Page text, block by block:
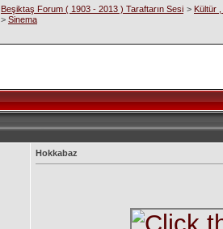
Beşiktaş Forum ( 1903 - 2013 ) Taraftarın Sesi > Kültür
> Sinema
Hokkabaz